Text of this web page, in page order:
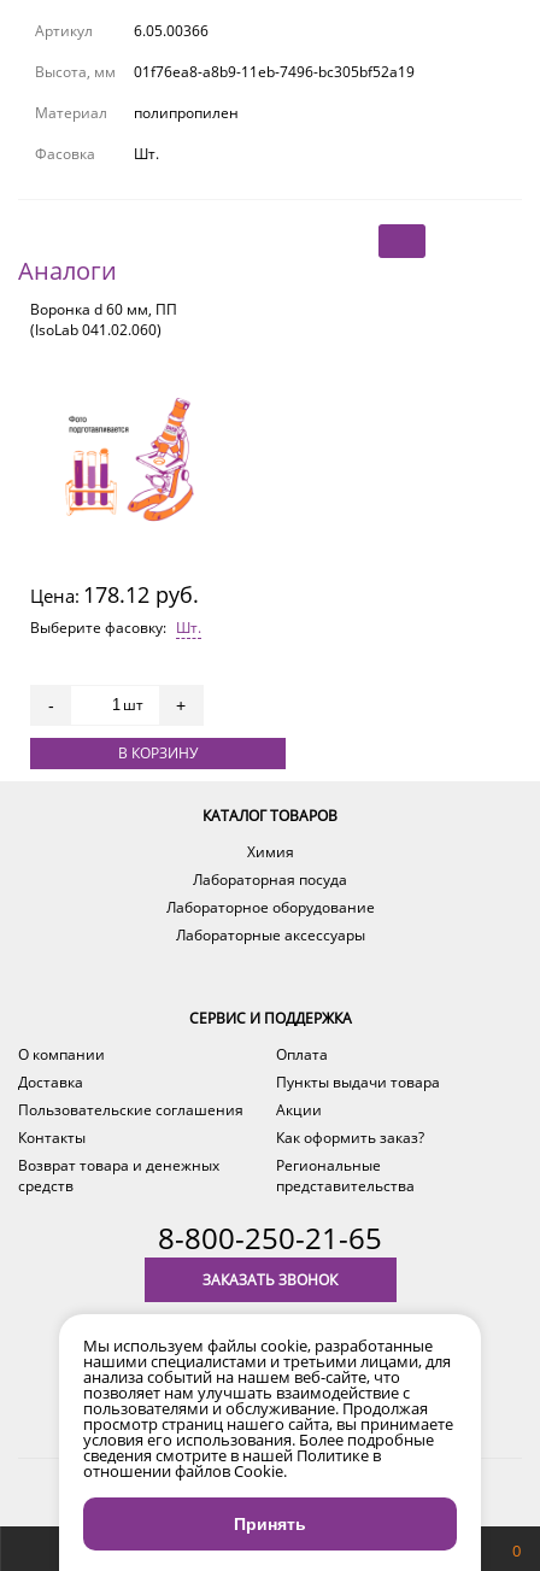
Артикул
6.05.00366
Высота, мм
01f76ea8-a8b9-11eb-7496-bc305bf52a19
Материал
полипропилен
Фасовка
Шт.
Аналоги
Воронка d 60 мм, ПП
(IsoLab 041.02.060)
Цена: 178.12 руб.
Выберите фасовку: Шт.
- шт +
В КОРЗИНУ
КАТАЛОГ ТОВАРОВ
Химия
Лабораторная посуда
Лабораторное оборудование
Лабораторные аксессуары
СЕРВИС И ПОДДЕРЖКА
О компании
Оплата
Доставка
Пункты выдачи товара
Пользовательские соглашения
Акции
Контакты
Как оформить заказ?
Возврат товара и денежных
средств
Региональные
представительства
8-800-250-21-65
ЗАКАЗАТЬ ЗВОНОК
время по Уфе (MSK+2)
2017-2026 © Все права защищены. Информация сайта
защищена законом об авторских правах.
Продвижение сайта
0
Мы используем файлы cookie, разработанные
нашими специалистами и третьими лицами, для
анализа событий на нашем веб-сайте, что
позволяет нам улучшать взаимодействие с
пользователями и обслуживание. Продолжая
просмотр страниц нашего сайта, вы принимаете
условия его использования. Более подробные
сведения смотрите в нашей Политике в
отношении файлов Cookie.
Принять